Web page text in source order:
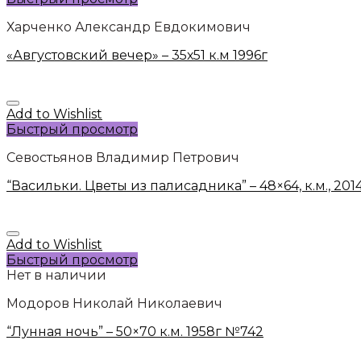
Харченко Александр Евдокимович
«Августовский вечер» – 35х51 к.м 1996г
Add to Wishlist
Быстрый просмотр
Севостьянов Владимир Петрович
“Васильки. Цветы из палисадника” – 48×64, к.м.,
Add to Wishlist
Быстрый просмотр
Нет в наличии
Модоров Николай Николаевич
“Лунная ночь” – 50×70 к.м. 1958г №742